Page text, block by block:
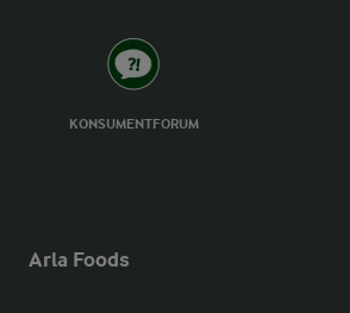
KONSUMENTFORUM
Arla Foods